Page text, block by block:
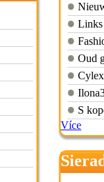
Links
Oud
S
Více